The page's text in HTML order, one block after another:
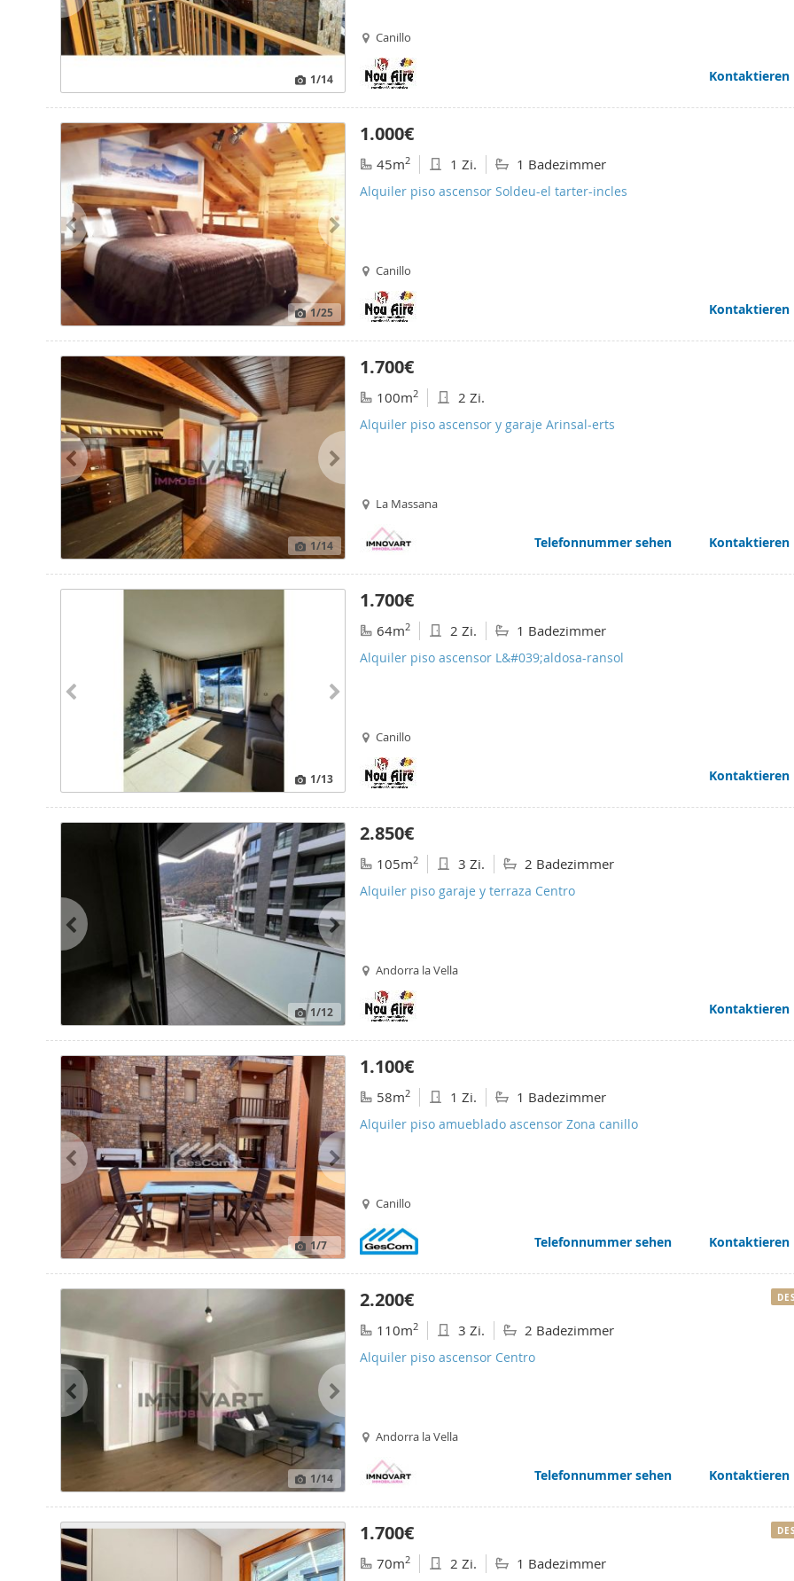
1/14
Canillo
Kontaktieren
1/25
1.000€
45m2 1 Zi. 1 Badezimmer
Alquiler piso ascensor Soldeu-el tarter-incles
Canillo
Kontaktieren
1/14
1.700€
100m2 2 Zi.
Alquiler piso ascensor y garaje Arinsal-erts
La Massana
Telefonnummer sehen Kontaktieren
1/13
1.700€
64m2 2 Zi. 1 Badezimmer
Alquiler piso ascensor L&#039;aldosa-ransol
Canillo
Kontaktieren
1/12
2.850€
105m2 3 Zi. 2 Badezimmer
Alquiler piso garaje y terraza Centro
Andorra la Vella
Kontaktieren
1/7
1.100€
58m2 1 Zi. 1 Badezimmer
Alquiler piso amueblado ascensor Zona canillo
Canillo
Telefonnummer sehen Kontaktieren
1/14
2.200€
110m2 3 Zi. 2 Badezimmer
Alquiler piso ascensor Centro
Andorra la Vella
Telefonnummer sehen Kontaktieren
1.700€
70m2 2 Zi. 1 Badezimmer